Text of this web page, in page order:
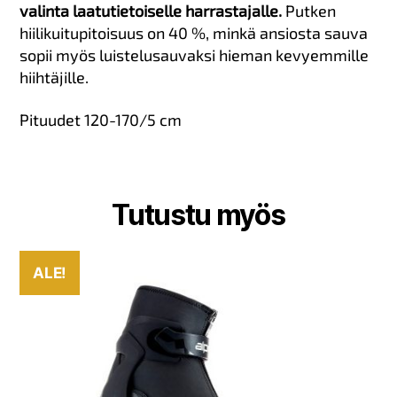
valinta laatutietoiselle harrastajalle. Putken
hiilikuitupitoisuus on 40 %, minkä ansiosta sauva
sopii myös luistelusauvaksi hieman kevyemmille
hiihtäjille.
Pituudet 120-170/5 cm
Tutustu myös
ALE!